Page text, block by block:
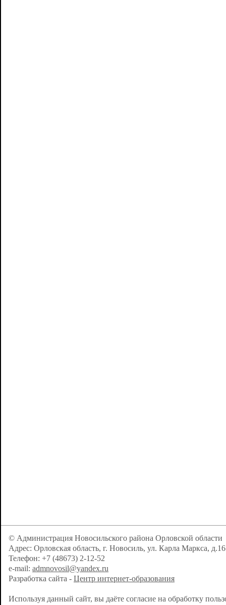
© Администрация Новосильского района Орловской области
Адрес: Орловская область, г. Новосиль, ул. Карла Маркса, д.16
Телефон: +7 (48673) 2-12-52
e-mail: admnovosil@yandex.ru
Разработка сайта - Центр интернет-образования
Используя данный сайт, вы даёте согласие на обработку